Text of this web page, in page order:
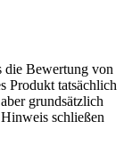
die Bewertung von
Produkt tatsächlich
grundsätzlich
Hinweis schließen